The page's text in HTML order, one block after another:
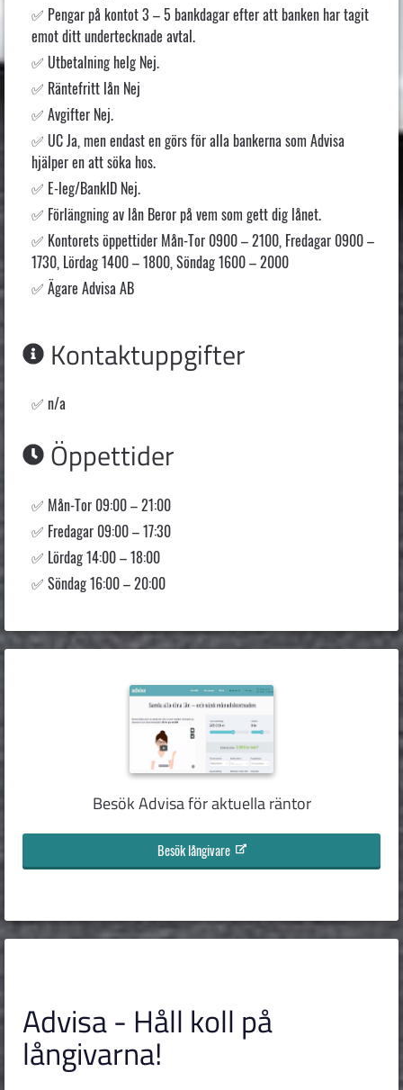
Pengar på kontot 3 – 5 bankdagar efter att banken har tagit
emot ditt undertecknade avtal.
Utbetalning helg Nej.
Räntefritt lån Nej
Avgifter Nej.
UC Ja, men endast en görs för alla bankerna som Advisa
hjälper en att söka hos.
E-leg/BankID Nej.
Förlängning av lån Beror på vem som gett dig lånet.
Kontorets öppettider Mån-Tor 0900 – 2100, Fredagar 0900 –
1730, Lördag 1400 – 1800, Söndag 1600 – 2000
Ägare Advisa AB
Kontaktuppgifter
n/a
Öppettider
Mån-Tor 09:00 – 21:00
Fredagar 09:00 – 17:30
Lördag 14:00 – 18:00
Söndag 16:00 – 20:00
Besök Advisa för aktuella räntor
Besök långivare
Advisa - Håll koll på
långivarna!